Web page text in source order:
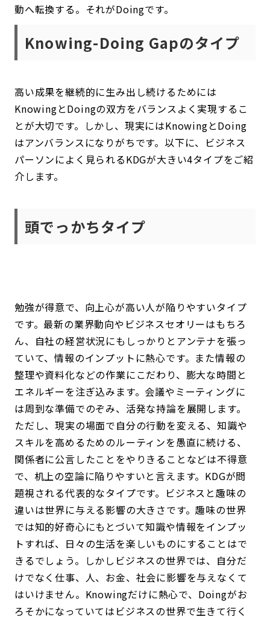
動へ転換する。それがDoingです。
Knowing-Doing Gapのタイプ
高い成果を継続的に生み出し続けるためには
KnowingとDoingの双方をバランスよく実現するこ
とが大切です。しかし、現実にはKnowingとDoing
はアンバランスになりがちです。以下に、ビジネス
パーソンによく見られるKDGが大きい4タイプをご紹
介します。
頭でっかちタイプ
勉強が得意で、向上心が高い人が陥りやすいタイプ
です。最新の業界動向やビジネスセオリーはもちろ
ん、自社の経営状況にもしっかりとアンテナを張っ
ていて、情報のインプットに熱心です。また情報の
整理や資料化などの作業にこだわり、膨大な時間と
エネルギーを注ぎ込みます。会議やミーティングに
は周到な準備でのぞみ、活発な持論を展開します。
ただし、現実の場面で自分の行動を変える、知識や
スキルを高めるためのルーティンを愚直に続ける、
関係者に公言したことをやりきることなどは不得意
で、机上の空論に陥りやすいと言えます。KDGが問
題視される代表的なタイプです。ビジネスと趣味の
違いは世界に与える影響の大きさです。趣味の世界
では知的好奇心にもとづいて知識や情報をインプッ
トすれば、日々の生活を楽しいものにすることはで
きるでしょう。しかしビジネスの世界では、自分だ
けでなく仕事、人、お金、社会に影響を与えなくて
はいけません。Knowingだけに熱心で、Doingがお
ろそかになっていてはビジネスの世界で生きて行く